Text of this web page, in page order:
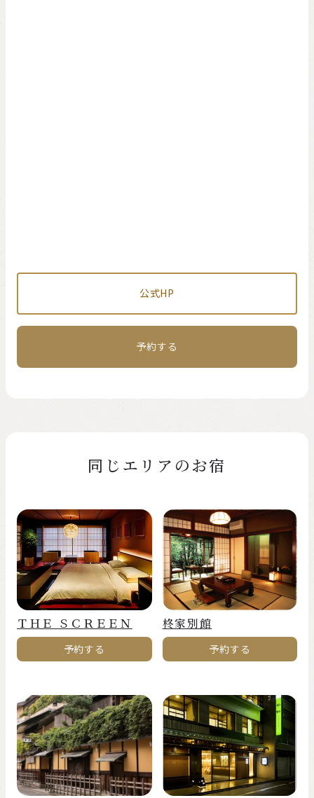
公式HP
予約する
同じエリアのお宿
ＴＨＥ ＳＣＲＥＥＮ
予約する
柊家別館
予約する